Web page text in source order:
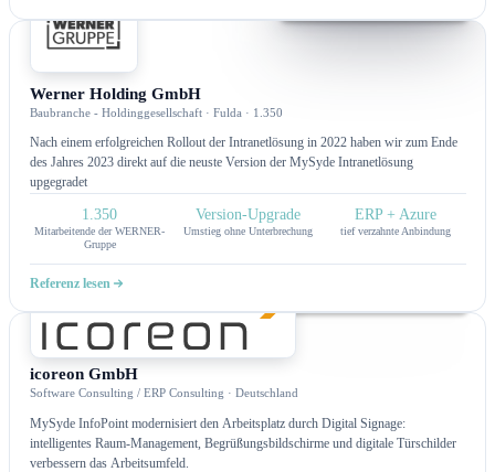
Fertigungstechnologien sowie höchste Sicherheits- und Qualitätsstandards.
Intranet
Werner Holding GmbH
Baubranche - Holdinggesellschaft · Fulda · 1.350
Nach einem erfolgreichen Rollout der Intranetlösung in 2022 haben wir zum Ende
des Jahres 2023 direkt auf die neuste Version der MySyde Intranetlösung
upgegradet
1.350
Mitarbeitende der WERNER-
Gruppe
Version-Upgrade
Umstieg ohne Unterbrechung
ERP + Azure
tief verzahnte Anbindung
Referenz lesen
icoreon GmbH
Software Consulting / ERP Consulting · Deutschland
MySyde InfoPoint modernisiert den Arbeitsplatz durch Digital Signage:
intelligentes Raum-Management, Begrüßungsbildschirme und digitale Türschilder
verbessern das Arbeitsumfeld.